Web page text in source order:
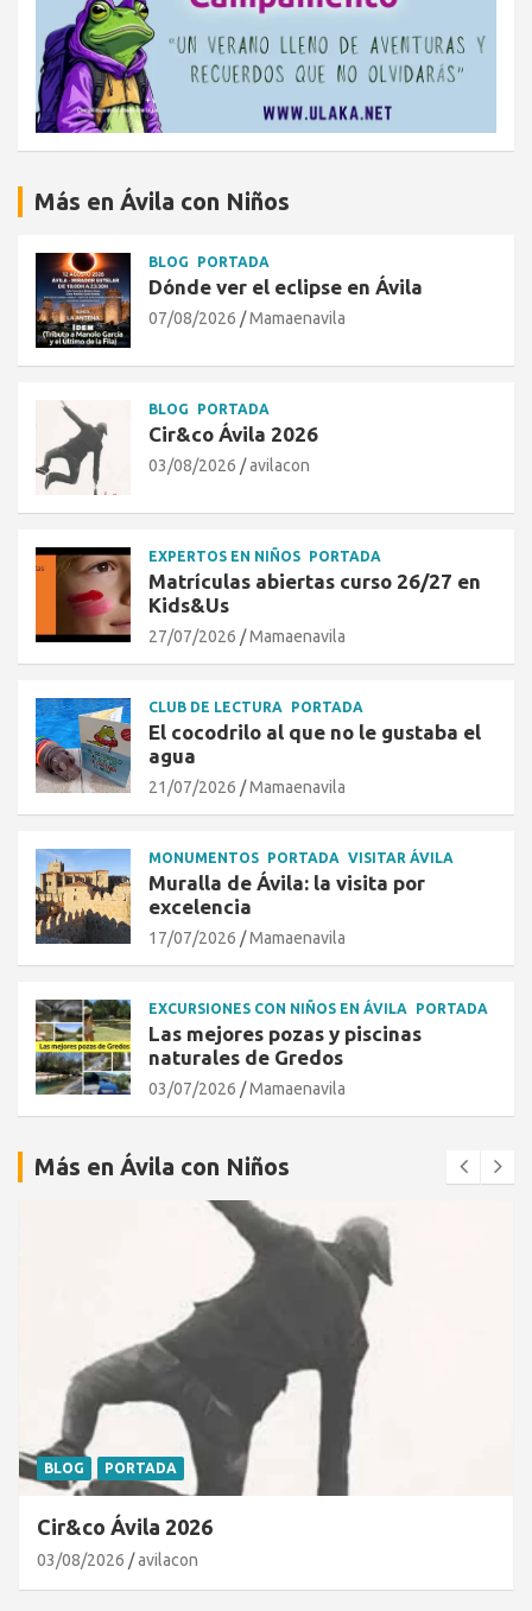
Más en Ávila con Niños
BLOG PORTADA
Dónde ver el eclipse en Ávila
07/08/2026 Mamaenavila
BLOG PORTADA
Cir&co Ávila 2026
03/08/2026 avilacon
EXPERTOS EN NIÑOS PORTADA
Matrículas abiertas curso 26/27 en
Kids&Us
27/07/2026 Mamaenavila
CLUB DE LECTURA PORTADA
El cocodrilo al que no le gustaba el
agua
21/07/2026 Mamaenavila
MONUMENTOS PORTADA VISITAR ÁVILA
Muralla de Ávila: la visita por
excelencia
17/07/2026 Mamaenavila
EXCURSIONES CON NIÑOS EN ÁVILA PORTADA
Las mejores pozas y piscinas
naturales de Gredos
03/07/2026 Mamaenavila
Más en Ávila con Niños
BLOG PORTADA
Cir&co Ávila 2026
03/08/2026 avilacon